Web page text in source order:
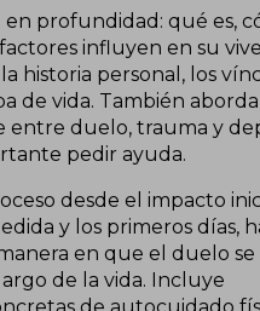
profundidad: qué es,
influyen en su
historia personal, los
de vida. También aborda
entre duelo, trauma y
pedir ayuda.
desde el impacto
y los primeros días,
en que el duelo se
de la vida. Incluye